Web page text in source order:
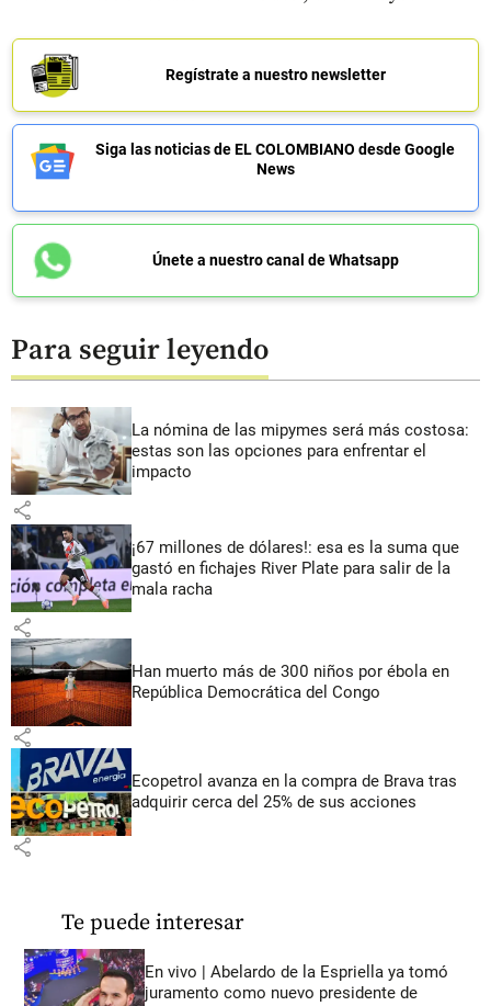
Regístrate a nuestro newsletter
Siga las noticias de EL COLOMBIANO desde Google
News
Únete a nuestro canal de Whatsapp
Para seguir leyendo
La nómina de las mipymes será más costosa:
estas son las opciones para enfrentar el
impacto
share
¡67 millones de dólares!: esa es la suma que
gastó en fichajes River Plate para salir de la
mala racha
share
Han muerto más de 300 niños por ébola en
República Democrática del Congo
share
Ecopetrol avanza en la compra de Brava tras
adquirir cerca del 25% de sus acciones
share
Te puede interesar
En vivo | Abelardo de la Espriella ya tomó
juramento como nuevo presidente de